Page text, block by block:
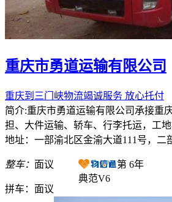
重庆市勇道运输有限公司
重庆到三门峡物流竭诚服务 放心托付
简介:重庆市勇道运输有限公司承接重
担、大件运输、轿车、行李托运，工
地址：一部渝北区金渝大道111号，二
整车： 面议
拼车： 面议
第 6年
典范V6